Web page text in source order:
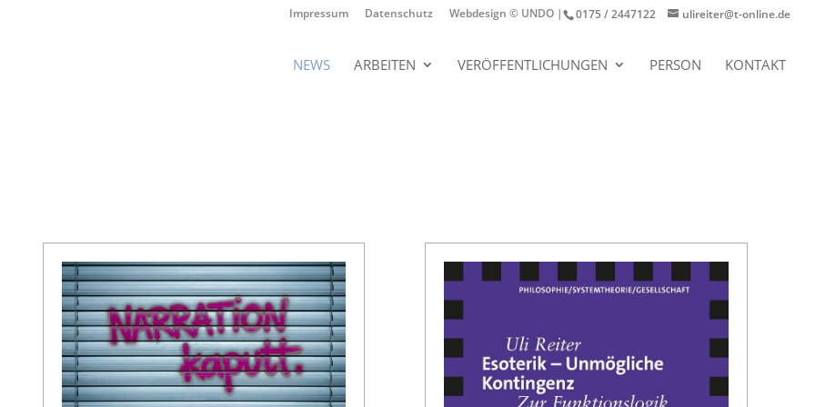
0175 / 2447122 ulireiter@t-online.de
Impressum Datenschutz Webdesign © UNDO |
NEWS ARBEITEN VERÖFFENTLICHUNGEN PERSON KONTAKT